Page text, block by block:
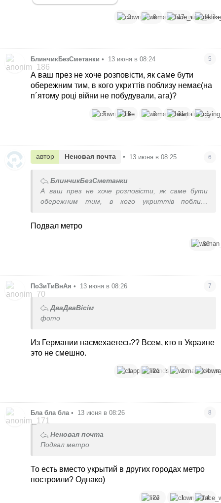
2 8 17 4
БлинчикБезСметанки • 13 июня в 08:24 5
А ваш през не хоче розповісти, як саме бути
обережним тим, в кого укриттів поблизу немає(на
п´ятому році війни не побудували, ага)?
7 8 3 31 1
автор Неновая почта • 13 июня в 08:25 6
БлинчикБезСметанки
А ваш през не хоче розповісти, як саме бути
обережним тим, в кого укриттів поблизу
Подвал метро
36
ПоЗиТиВнАя • 13 июня в 08:26 7
ДваДваВісім
фото
Из Германии насмехаетесь?? Всем, кто в Украине
это не смешно.
1 21 2 4
Бла бла бла • 13 июня в 08:26 8
Неновая почта
Подвал метро
То есть вместо укрытий в других городах метро
построили? Однако)
23 1 4